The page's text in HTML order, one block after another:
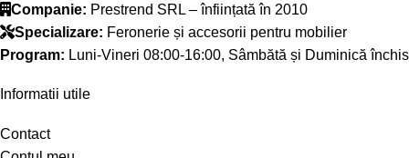
Companie: Prestrend SRL – înființată în 2010
Specializare: Feronerie și accesorii pentru mobilier
Program: Luni-Vineri 08:00-16:00, Sâmbătă și Duminică închis
Informatii utile
Contact